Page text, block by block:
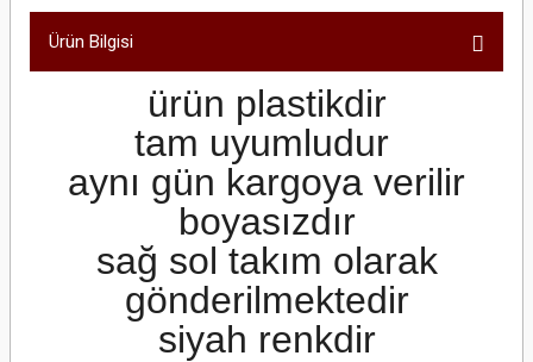
Ürün Bilgisi
ürün plastikdir
tam uyumludur
aynı gün kargoya verilir
boyasızdır
sağ sol takım olarak
gönderilmektedir
siyah renkdir